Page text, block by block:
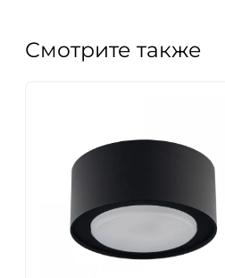
Смотрите также